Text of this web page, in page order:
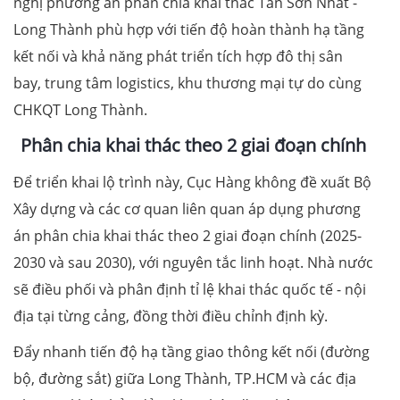
Long Thành phù hợp với tiến độ hoàn thành hạ tầng
kết nối và khả năng phát triển tích hợp đô thị sân
bay, trung tâm logistics, khu thương mại tự do cùng
CHKQT Long Thành.
Phân chia khai thác theo 2 giai đoạn chính
Để triển khai lộ trình này, Cục Hàng không đề xuất Bộ
Xây dựng và các cơ quan liên quan áp dụng phương
án phân chia khai thác theo 2 giai đoạn chính (2025-
2030 và sau 2030), với nguyên tắc linh hoạt. Nhà nước
sẽ điều phối và phân định tỉ lệ khai thác quốc tế - nội
địa tại từng cảng, đồng thời điều chỉnh định kỳ.
Đẩy nhanh tiến độ hạ tầng giao thông kết nối (đường
bộ, đường sắt) giữa Long Thành, TP.HCM và các địa